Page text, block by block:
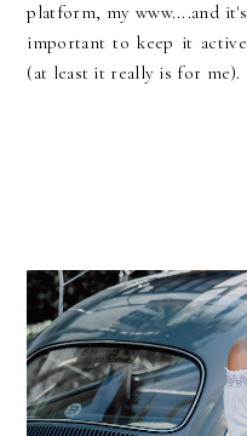
platform, my www....and it's
important to keep it active
(at least it really is for me).